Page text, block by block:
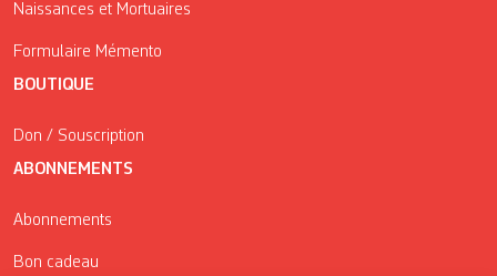
Naissances et Mortuaires
Formulaire Mémento
BOUTIQUE
Don / Souscription
ABONNEMENTS
Abonnements
Bon cadeau